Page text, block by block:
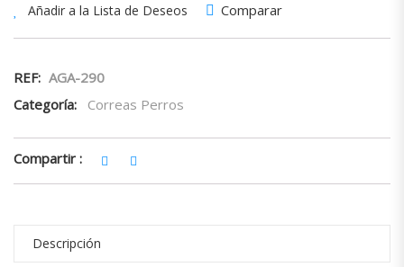
Añadir a la Lista de Deseos Comparar
REF: AGA-290
Categoría:
Correas Perros
Compartir :
Descripción